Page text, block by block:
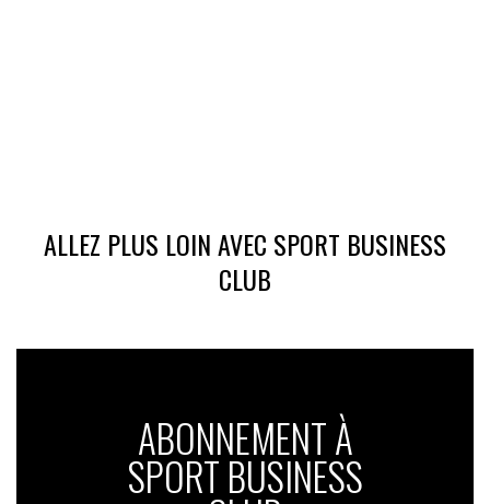
ALLEZ PLUS LOIN AVEC SPORT BUSINESS
CLUB
ABONNEMENT À
SPORT BUSINESS